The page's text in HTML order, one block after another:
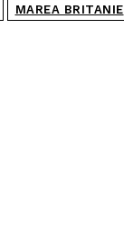
MAREA BRITANIE